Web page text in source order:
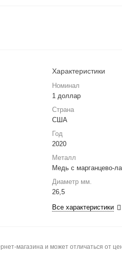
Характеристики
Номинал
1 доллар
Страна
США
Год
2020
Металл
Медь с марганцево-
Диаметр мм.
26,5
Все характеристики
магазина и может отличаться от